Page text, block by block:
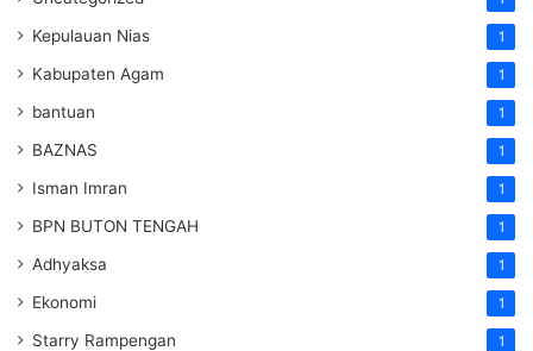
Kepulauan Nias 1
Kabupaten Agam 1
bantuan 1
BAZNAS 1
Isman Imran 1
BPN BUTON TENGAH 1
Adhyaksa 1
Ekonomi 1
Starry Rampengan 1